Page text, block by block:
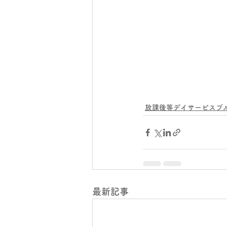
放課後等デイサービスブ
最新記事